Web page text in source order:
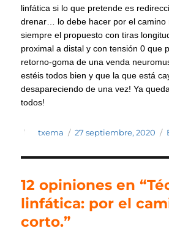
linfática si lo que pretende es
drenar… lo debe hacer por el camino
siempre el propuesto con tiras
proximal a distal y con tensión 0 que
retorno-goma de una venda
estéis todos bien y que la que está
desapareciendo de una vez! Ya
todos!
Autor
txema
Publicado
27 septiembre, 2020
12 opiniones en
linfática: por el
corto.”